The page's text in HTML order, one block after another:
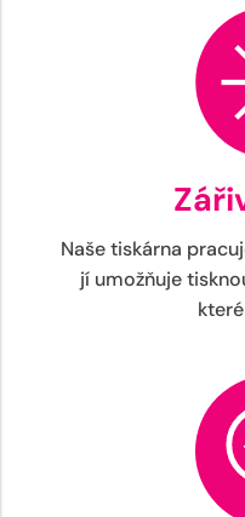
Naše tiskárna
jí umožňuje